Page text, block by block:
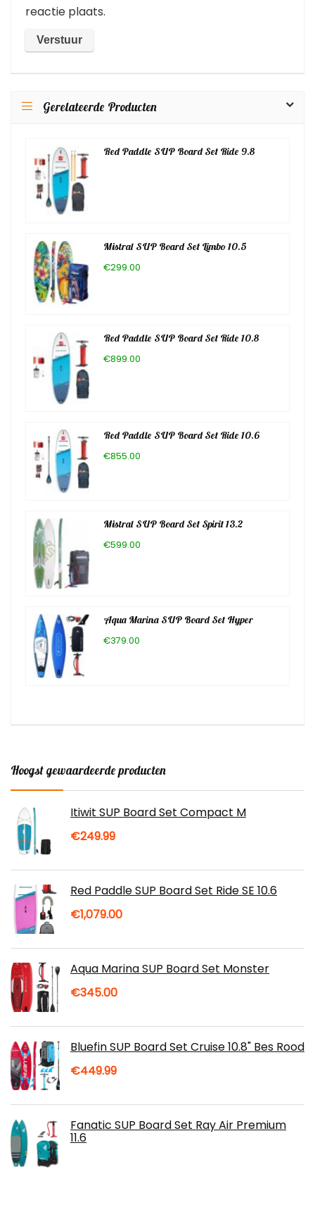
reactie plaats.
Gerelateerde Producten
Red Paddle SUP Board Set Ride 9.8
Mistral SUP Board Set Limbo 10.5
€299.00
Red Paddle SUP Board Set Ride 10.8
€899.00
Red Paddle SUP Board Set Ride 10.6
€855.00
Mistral SUP Board Set Spirit 13.2
€599.00
Aqua Marina SUP Board Set Hyper
€379.00
Hoogst gewaardeerde producten
Itiwit SUP Board Set Compact M
€249.99
Red Paddle SUP Board Set Ride SE 10.6
€1,079.00
Aqua Marina SUP Board Set Monster
€345.00
Bluefin SUP Board Set Cruise 10.8" Bes Rood
€449.99
Fanatic SUP Board Set Ray Air Premium
11.6